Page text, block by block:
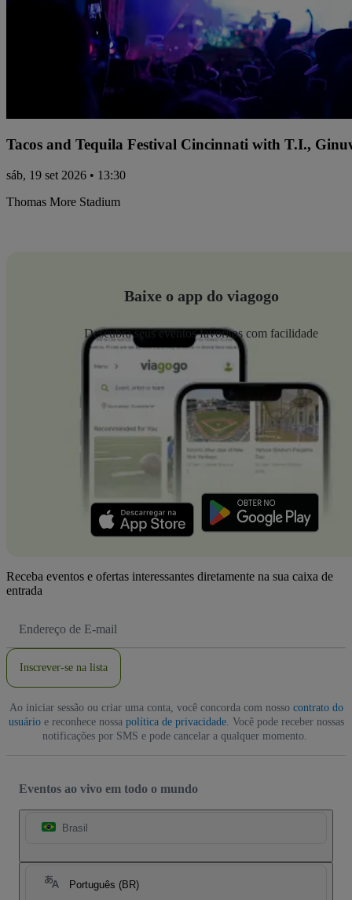
Tacos and Tequila Festival Cincinnati with T.I.,
sáb, 19 set 2026 • 13:30
Thomas More Stadium
Baixe o app do viagogo
Descubra seus eventos favoritos com facilidade
Receba eventos e ofertas interessantes diretamente na sua caixa de
entrada
de
Inscrever-se na lista
Ao iniciar sessão ou criar uma conta, você concorda com nosso contrato do
usuárioe reconhece nossa política de privacidade. Você pode receber nossas
notificações por SMS e pode cancelar a qualquer momento.
Eventos ao vivo em todo o mundo
Brasil
Português (BR)